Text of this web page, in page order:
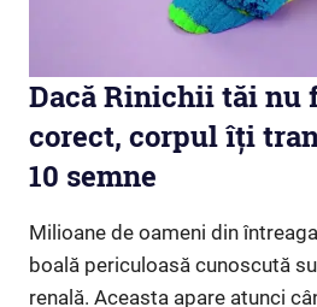
Dacă Rinichii tăi nu
corect, corpul îți
10 semne
Milioane de oameni din
boală periculoasă cunoscută
renală. Aceasta apare atunci